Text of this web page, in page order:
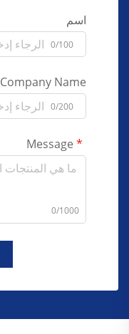
اسم
0/100
Company Name
0/200
0/1000